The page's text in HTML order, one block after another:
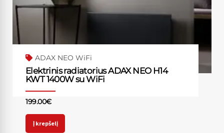
ADAX NEO WiFi
Elektrinis radiatorius ADAX NEO H14
KWT 1400W su WiFi
199.00€
Į krepšelį